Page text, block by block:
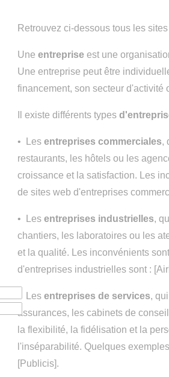
Retrouvez ci-dessous tous les
Uneentreprise est une
Une entreprise peut être
financement, son secteur d'activité
Il existe différents types
• Lesentreprises commerciales,
restaurants, les hôtels ou les
croissance et la satisfaction. Les
de sites web d'entreprises
• Lesentreprises industrielles,
chantiers, les laboratoires ou les
et la qualité. Les inconvénients
d'entreprises industrielles sont :
• Lesentreprises de services,
assurances, les cabinets de
la flexibilité, la fidélisation et la
l'inséparabilité. Quelques
[Publicis].